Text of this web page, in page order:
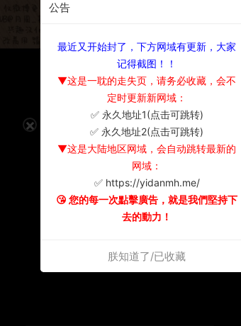
公告
最近又开始封了，下方网域有更新，大家
记得截图！！
▼这是一耽的走失页，请务必收藏，会不
定时更新新网域：
✅ 永久地址1(点击可跳转)
✅ 永久地址2(点击可跳转)
▼这是大陆地区网域，会自动跳转最新的
网域：
✅ https://yidanmh.me/
😘 您的每一次點擊廣告，就是我們堅持下
去的動力！
朕知道了/已收藏
×